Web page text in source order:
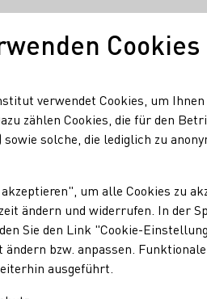
Vegan
Cookies
verwendet Cookies, um
zählen Cookies, die für den
solche, die lediglich zu
um alle Cookies zu
ändern und widerrufen. In der
Sie den Link "Cookie-
bzw. anpassen.
ausgeführt.